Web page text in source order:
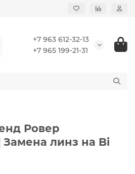
+7 963 612-32-13
+7 965 199-21-31
Ровер
линз на Bi